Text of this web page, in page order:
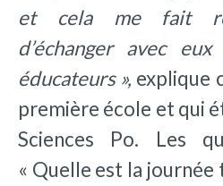
et cela me fait
d’échanger avec
éducateurs », explique
première école et qui
Sciences Po. Les
« Quelle est la journée